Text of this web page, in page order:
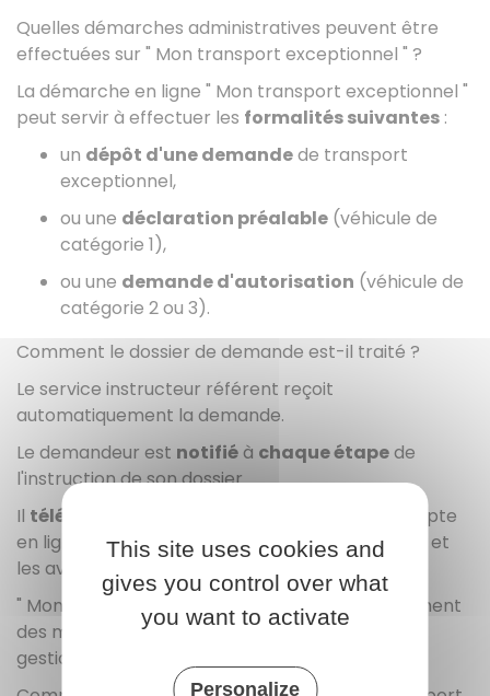
Quelles démarches administratives peuvent être
effectuées sur " Mon transport exceptionnel " ?
La démarche en ligne " Mon transport exceptionnel "
peut servir à effectuer les formalités suivantes :
un dépôt d'une demandede transport
exceptionnel,
ou une déclaration préalable (véhicule de
catégorie 1),
ou une demande d'autorisation (véhicule de
catégorie 2 ou 3).
Comment le dossier de demande est-il traité ?
Le service instructeur référent reçoit
automatiquement la demande.
Le demandeur est notifiéà chaque étapede
l'instruction de son dossier.
Il télécharge
dans son espace personnel (compte
en ligne) l' arrêté d'autorisationde circulation et
les avis délivrés.
" Mon transport exceptionnel " lui fournit également
des modèles pré-remplis de consultation des
gestionnaires et d'avis de passage.
This site uses cookies and
gives you control over what
you want to activate
Personalize